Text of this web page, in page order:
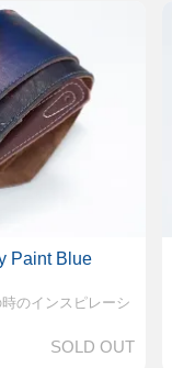
Paint Blue
のインスピレーシ
SOLD OUT